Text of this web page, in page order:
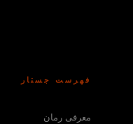
فهرست جستار
معرفی رمان